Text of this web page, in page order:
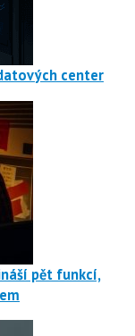
center
pět funkcí,